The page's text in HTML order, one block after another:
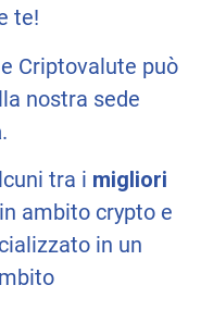
te!
Criptovalute può
nostra sede
.
tra i migliori
ambito crypto e
in un